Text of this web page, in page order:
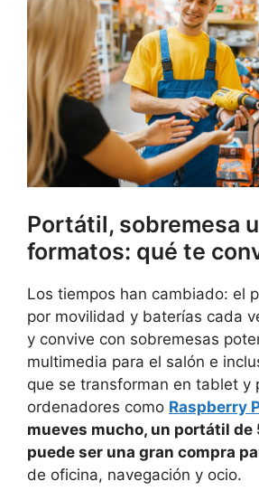
Portátil, sobremesa
formatos: qué te
Los tiempos han cambiado: el
por movilidad y baterías cada
y convive con sobremesas
multimedia para el salón e
que se transforman en tablet y
ordenadores como Raspberry
mueves mucho, un portátil
puede ser una gran compra
de oficina, navegación y ocio.